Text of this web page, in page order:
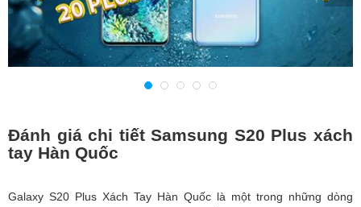
Đánh giá chi tiết Samsung S20 Plus xách
tay Hàn Quốc
Galaxy S20 Plus Xách Tay Hàn Quốc là một trong những dòng